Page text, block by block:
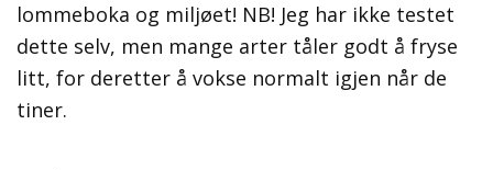
lommeboka og miljøet! NB! Jeg har ikke testet
dette selv, men mange arter tåler godt å fryse
litt, for deretter å vokse normalt igjen når de
tiner.